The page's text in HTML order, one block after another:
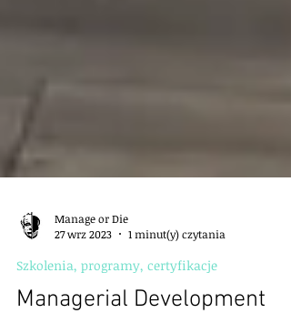
Manage or Die